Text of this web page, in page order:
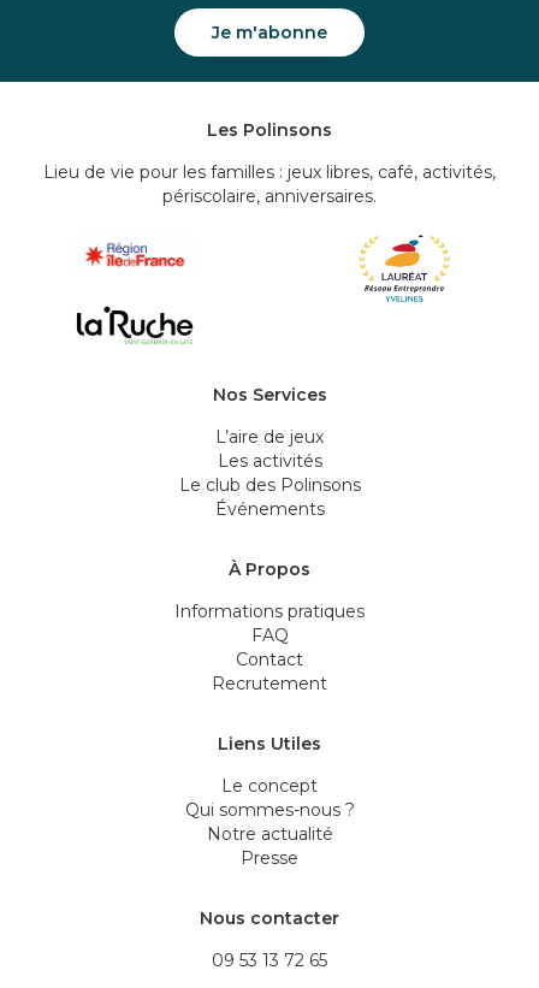
Je m'abonne
Les Polinsons
Lieu de vie pour les familles : jeux libres, café, activités,
périscolaire, anniversaires.
Nos Services
L’aire de jeux
Les activités
Le club des Polinsons
Événements
À Propos
Informations pratiques
FAQ
Contact
Recrutement
Liens Utiles
Le concept
Qui sommes-nous ?
Notre actualité
Presse
Nous contacter
09 53 13 72 65